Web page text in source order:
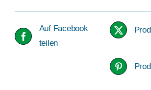
Auf Facebook
teilen